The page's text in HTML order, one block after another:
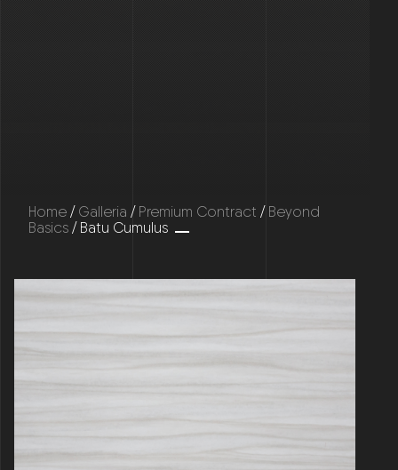
Home/Galleria /Premium Contract /Beyond
Basics/ Batu Cumulus